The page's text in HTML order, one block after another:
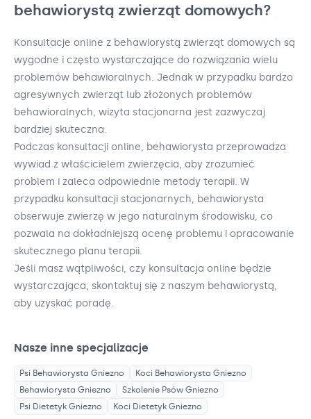
behawiorystą zwierząt domowych?
Konsultacje online z behawiorystą zwierząt domowych są
wygodne i często wystarczające do rozwiązania wielu
problemów behawioralnych. Jednak w przypadku bardzo
agresywnych zwierząt lub złożonych problemów
behawioralnych, wizyta stacjonarna jest zazwyczaj
bardziej skuteczna.
Podczas konsultacji online, behawiorysta przeprowadza
wywiad z właścicielem zwierzęcia, aby zrozumieć
problem i zaleca odpowiednie metody terapii. W
przypadku konsultacji stacjonarnych, behawiorysta
obserwuje zwierzę w jego naturalnym środowisku, co
pozwala na dokładniejszą ocenę problemu i opracowanie
skutecznego planu terapii.
Jeśli masz wątpliwości, czy konsultacja online będzie
wystarczająca, skontaktuj się z naszym behawiorystą,
aby uzyskać poradę.
Nasze inne specjalizacje
Psi Behawiorysta Gniezno Koci Behawiorysta Gniezno
Behawiorysta Gniezno Szkolenie Psów Gniezno
Psi Dietetyk Gniezno Koci Dietetyk Gniezno